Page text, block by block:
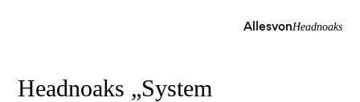
AllesvonHeadnoaks
Headnoaks „System